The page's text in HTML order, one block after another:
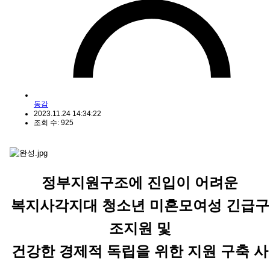
동감
2023.11.24 14:34:22
조회 수: 925
정부지원구조에 진입이 어려운
복지사각지대 청소년 미혼모여성 긴급구
조지원 및
건강한 경제적 독립을 위한 지원 구축 사